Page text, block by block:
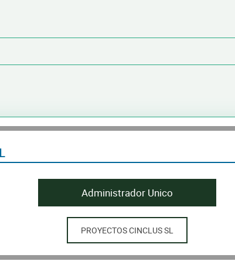
Administrador Unico
PROYECTOS CINCLUS SL